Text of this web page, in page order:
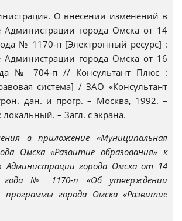
О внесении изменений в
Администрации города Омска от 14
№ 1170-п [Электронный ресурс] :
Администрации города Омска от 16
№ 704-п // Консультант Плюс :
система] / ЗАО «Консультант
дан. и прогр. – Москва, 1992. –
– Загл. с экрана.
в приложение «Муниципальная
Омска «Развитие образования» к
Администрации города Омска от 14
года № 1170-п «Об утверждении
программы города Омска «Развитие